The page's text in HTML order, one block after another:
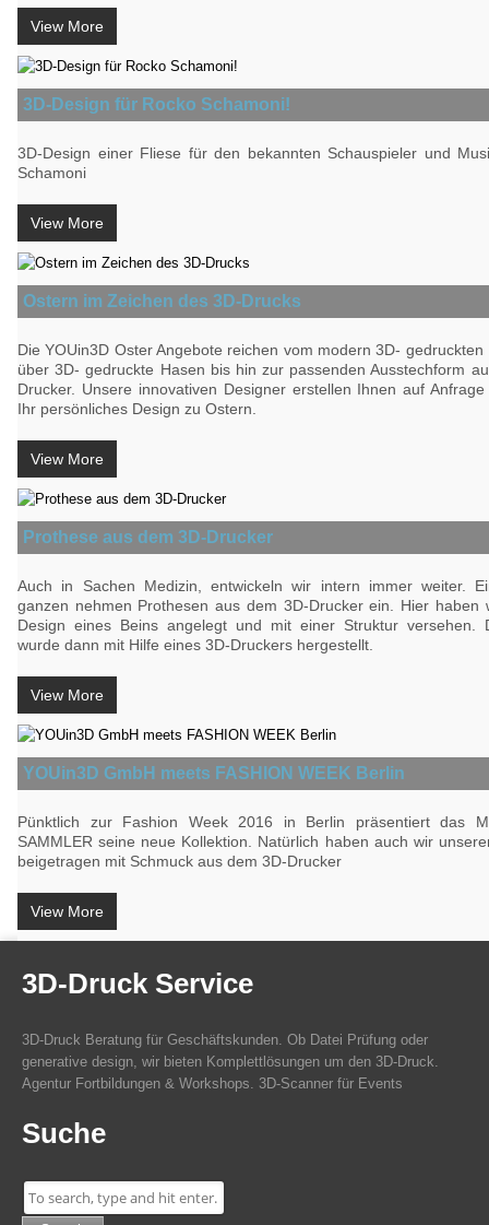
View More
3D-Design für Rocko Schamoni!
3D-Design einer Fliese für den bekannten Schauspieler und
Schamoni
View More
Ostern im Zeichen des 3D-Drucks
Die YOUin3D Oster Angebote reichen vom modern 3D- gedruckten
über 3D- gedruckte Hasen bis hin zur passenden Ausstechform
Drucker. Unsere innovativen Designer erstellen Ihnen auf
Ihr persönliches Design zu Ostern.
View More
Prothese aus dem 3D-Drucker
Auch in Sachen Medizin, entwickeln wir intern immer weiter.
ganzen nehmen Prothesen aus dem 3D-Drucker ein. Hier haben
Design eines Beins angelegt und mit einer Struktur versehen.
wurde dann mit Hilfe eines 3D-Druckers hergestellt.
View More
YOUin3D GmbH meets FASHION WEEK Berlin
Pünktlich zur Fashion Week 2016 in Berlin präsentiert das
SAMMLER seine neue Kollektion. Natürlich haben auch wir
beigetragen mit Schmuck aus dem 3D-Drucker
View More
3D-Druck Service
3D-Druck Beratung für Geschäftskunden. Ob Datei Prüfung oder
generative design, wir bieten Komplettlösungen um den 3D-Druck.
Agentur Fortbildungen & Workshops. 3D-Scanner für Events
Suche